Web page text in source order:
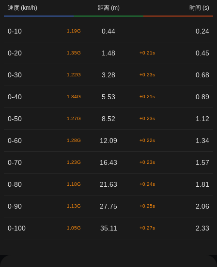
速度 (km/h) 距离 (m) 时间 (s)
0-10 1.19G 0.44 0.24
0-20 1.35G 1.48 +0.21s 0.45
0-30 1.22G 3.28 +0.23s 0.68
0-40 1.34G 5.53 +0.21s 0.89
0-50 1.27G 8.52 +0.23s 1.12
0-60 1.28G 12.09 +0.22s 1.34
0-70 1.23G 16.43 +0.23s 1.57
0-80 1.18G 21.63 +0.24s 1.81
0-90 1.13G 27.75 +0.25s 2.06
0-100 1.05G 35.11 +0.27s 2.33